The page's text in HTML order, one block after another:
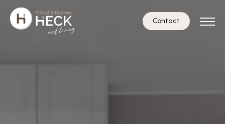
Contact